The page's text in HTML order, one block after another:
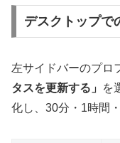
デスクトップで
左サイドバーのプロ
タスを更新する」
を
化し、30分・1時間